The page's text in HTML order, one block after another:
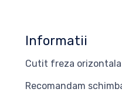
Informatii
Cutit freza orizontala
Recomandam